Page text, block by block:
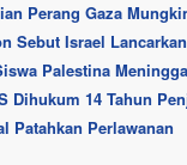
Perang Gaza
Sebut Israel
Palestina
Dihukum 14 Tahun
Patahkan Perlawanan